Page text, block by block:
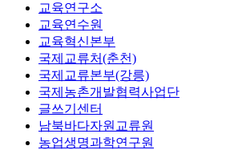
교육연구소
교육연수원
교육혁신본부
국제교류처(춘천)
국제교류본부(강릉)
국제농촌개발협력사업단
글쓰기센터
남북바다자원교류원
농업생명과학연구원